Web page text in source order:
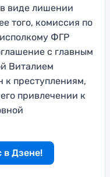
виде лишении
того, комиссия по
ФГР
с главным
Виталием
к преступлениям,
привлечении к
в Дзене!